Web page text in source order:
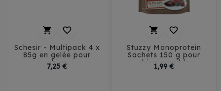
 
Schesir - Multipack 4 x
85g en gelée pour
chien
7,25 €
 
Stuzzy Monoprotein
Sachets 150 g pour
chien sensible
1,99 €Prix